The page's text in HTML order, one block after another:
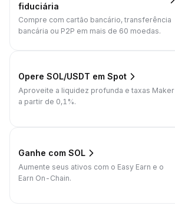
fiduciária
Compre com cartão bancário, transferência
bancária ou P2P em mais de 60 moedas.
Opere SOL/USDT em Spot
Aproveite a liquidez profunda e taxas Maker
a partir de 0,1%.
Ganhe com SOL
Aumente seus ativos com o Easy Earn e o
Earn On-Chain.